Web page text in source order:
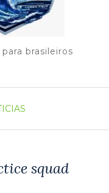
brasileiros
squad